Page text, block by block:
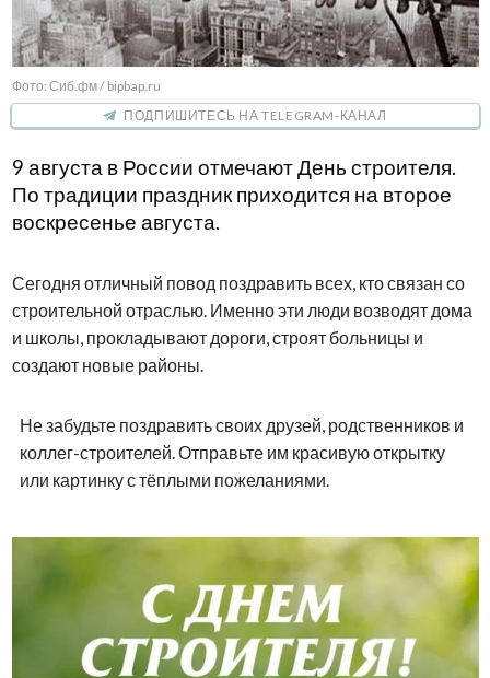
Фото: Сиб.фм / bipbap.ru
ПОДПИШИТЕСЬ НА TELEGRAM-КАНАЛ
9 августа в России отмечают День строителя.
По традиции праздник приходится на второе
воскресенье августа.
Сегодня отличный повод поздравить всех, кто связан со
строительной отраслью. Именно эти люди возводят дома
и школы, прокладывают дороги, строят больницы и
создают новые районы.
Не забудьте поздравить своих друзей, родственников и
коллег-строителей. Отправьте им красивую открытку
или картинку с тёплыми пожеланиями.